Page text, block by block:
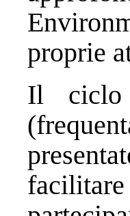
proprie
Il ciclo